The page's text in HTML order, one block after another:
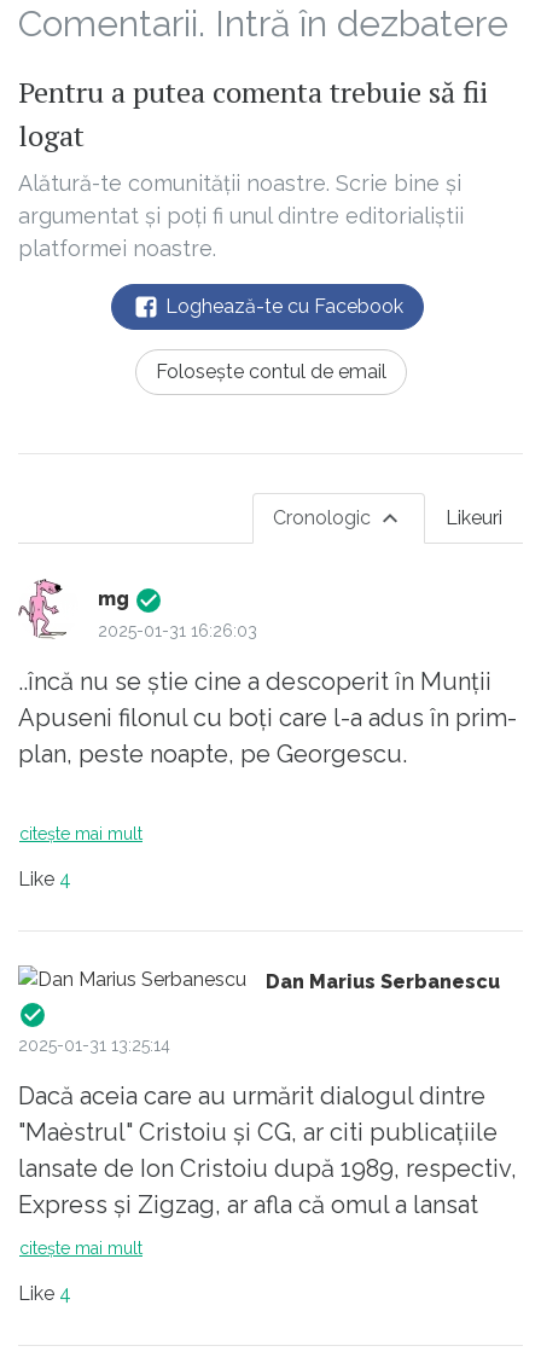
Comentarii. Intră în dezbatere
Pentru a putea comenta trebuie să fii
logat
Alătură-te comunității noastre. Scrie bine și
argumentat și poți fi unul dintre editorialiștii
platformei noastre.
Loghează-te cu Facebook
Folosește contul de email
Likeuri
Cronologic
mg
2025-01-31 16:26:03
..încă nu se știe cine a descoperit în Munții
Apuseni filonul cu boți care l-a adus în prim-
plan, peste noapte, pe Georgescu.
S-ar părea însă că Marele Blond își dă seama
Simion, el rămânând eternul prim-minstru,.
Restul e butaforie..
citește mai mult
Like 4
Dan Marius Serbanescu
2025-01-31 13:25:14
Dacă aceia care au urmărit dialogul dintre
"Maèstrul" Cristoiu și CG, ar citi publicațiile
lansate de Ion Cristoiu după 1989, respectiv,
Express și Zigzag, ar afla că omul a lansat
ziarele de "senzații tari". Vezi "găina care a
anterioara când citeai numai despre Nea
citește mai mult
Like 4